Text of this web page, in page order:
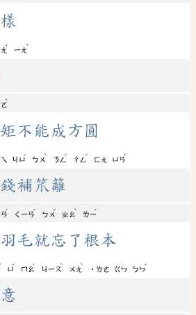
ˇ
ㄧㄤ
ˋ
ˋ
不能成方圓
ㄐㄩ
ˇ
ㄅㄨ
ˋ
ㄋㄥ
ˊ
ㄔㄥ
ˊ
ㄈㄤ ㄩㄢ
ˊ
補笊籬
ˊ
ㄑㄧㄢ
ˊ
ㄅㄨ
ˇ
ㄓㄠ
ˋ
ㄌㄧ
ˊ
毛就忘了根本
ㄩ
ˇ
ㄇㄠ
ˊ
ㄐㄧㄡ
ˋ
ㄨㄤ
ˋ
˙ㄌㄜ ㄍㄣ ㄅㄣ
ˇ